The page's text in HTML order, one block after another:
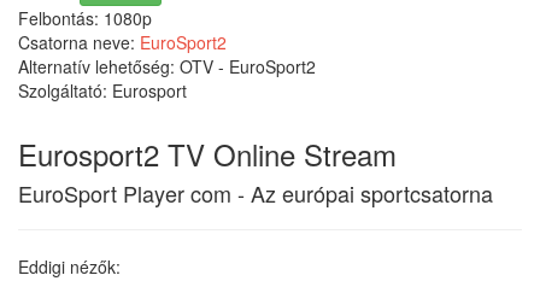
Felbontás: 1080p
Csatorna neve: EuroSport2
Alternatív lehetőség: OTV - EuroSport2
Szolgáltató: Eurosport
Eurosport2 TV Online Stream
EuroSport Player com - Az európai sportcsatorna
Eddigi nézők: